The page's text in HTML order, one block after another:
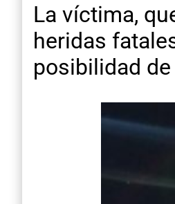
La víctima,
heridas
posibilidad